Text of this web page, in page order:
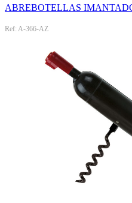
ABREBOTELLAS
Ref: A-366-AZ